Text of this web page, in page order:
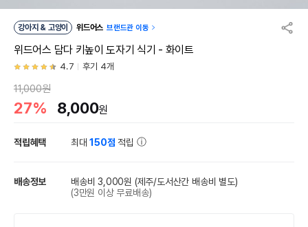
강아지 & 고양이 위드어스 브랜드관 이동
위드어스 담다 키높이 도자기 식기 - 화이트
4.7 후기 4개
11,000원
27% 8,000원
적립혜택 최대150점 적립
배송정보 배송비 3,000원 (제주/도서산간 배송비 별도)
(3만원 이상 무료배송)